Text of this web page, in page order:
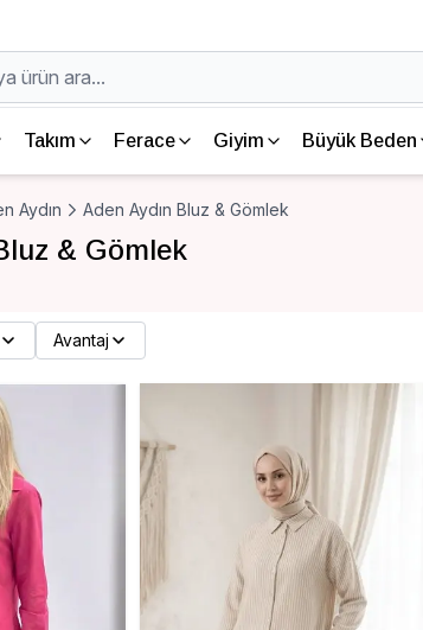
Takım Ferace Giyim Büyük Beden
Aydın Aden Aydın Bluz & Gömlek
& Gömlek
Avantaj